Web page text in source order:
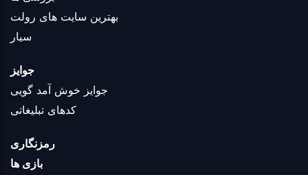
بهترین سایت های رولت
سیار
جوایز
جوایز خوش آمد گویی
کدهای تبلیغاتی
رمزنگاری
بازی ها